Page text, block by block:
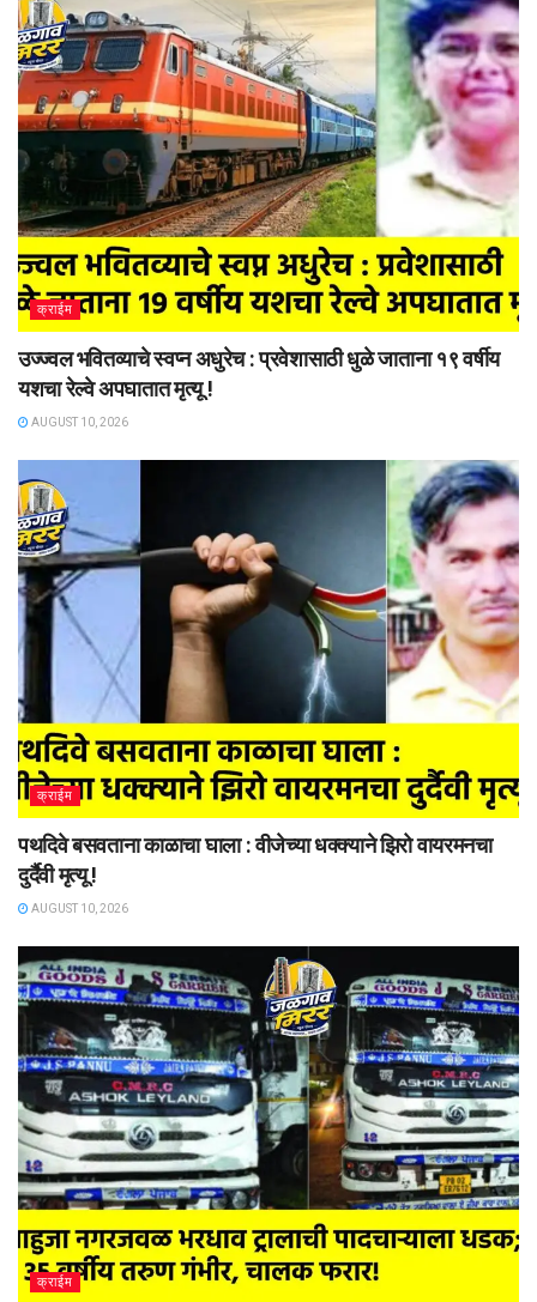
क्राईम
उज्ज्वल भवितव्याचे स्वप्न अधुरेच : प्रवेशासाठी धुळे जाताना १९ वर्षीय
यशचा रेल्वे अपघातात मृत्यू !
AUGUST 10, 2026
क्राईम
पथदिवे बसवताना काळाचा घाला : वीजेच्या धक्क्याने झिरो वायरमनचा
दुर्दैवी मृत्यू !
AUGUST 10, 2026
क्राईम